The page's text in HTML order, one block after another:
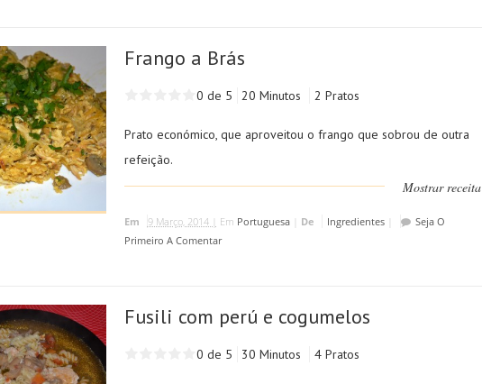
Frango a Brás
0 de 5 20 Minutos 2 Pratos
Prato económico, que aproveitou o frango que sobrou de outra
refeição.
Mostrar receita
Em 9 Março, 2014 | Em Portuguesa| De Ingredientes|
Seja O
Primeiro A Comentar
Fusili com perú e cogumelos
0 de 5 30 Minutos 4 Pratos